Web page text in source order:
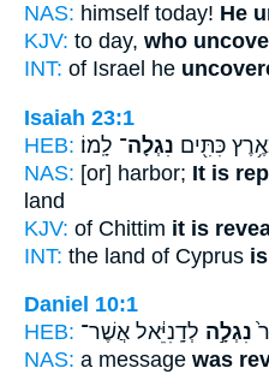
NAS: himself today! He
KJV: to day, who
INT: of Israel he
Isaiah 23:1
HEB:
כִּתִּ֖ים נִגְלָה־ לָֽמוֹ׃
NAS: [or] harbor; It is
land
KJV: of Chittim it is
INT: the land of Cyprus
Daniel 10:1
HEB:
נִגְלָ֣ה לְדָֽנִיֵּ֔אל אֲשֶׁר־
NAS: a message was